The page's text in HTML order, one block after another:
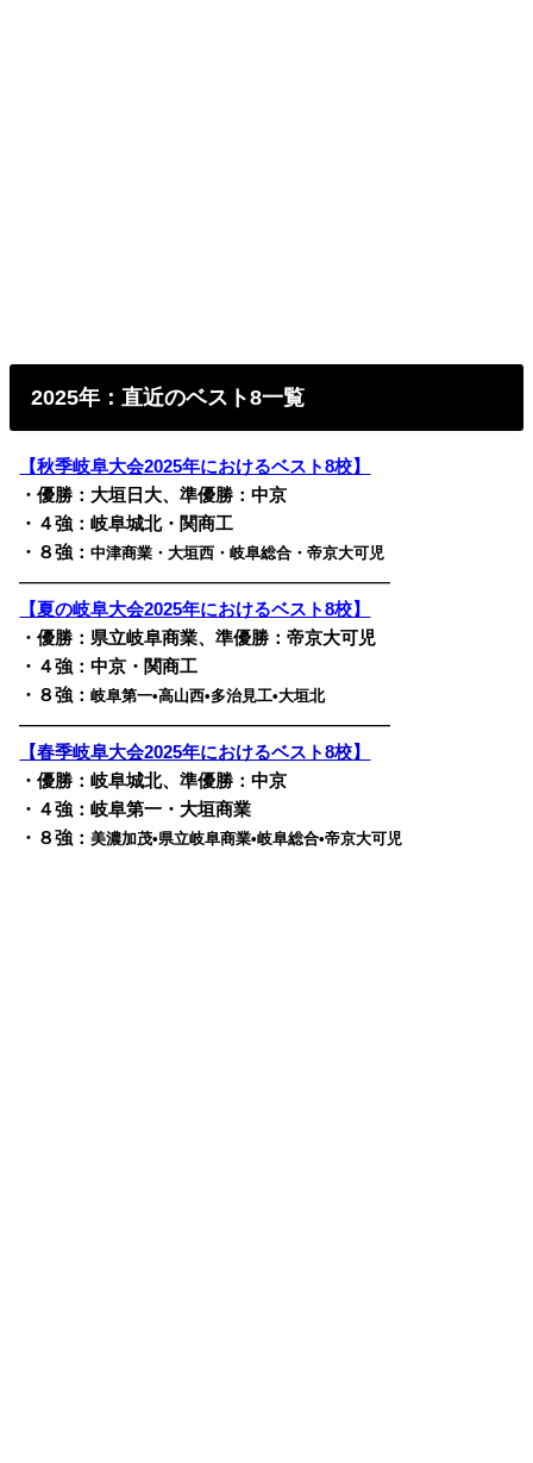
2025年：直近のベスト8一覧
【秋季岐阜大会2025年におけるベスト8校】
・優勝：大垣日大、準優勝：中京
・４強：岐阜城北・関商工
・８強：中津商業・大垣西・岐阜総合・帝京大可児
————————————————————————
【夏の岐阜大会2025年におけるベスト8校】
・優勝：県立岐阜商業、準優勝：帝京大可児
・４強：中京・関商工
・８強：岐阜第一•高山西•多治見工•大垣北
————————————————————————
【春季岐阜大会2025年におけるベスト8校】
・優勝：岐阜城北、準優勝：中京
・４強：岐阜第一・大垣商業
・８強：美濃加茂•県立岐阜商業•岐阜総合•帝京大可児